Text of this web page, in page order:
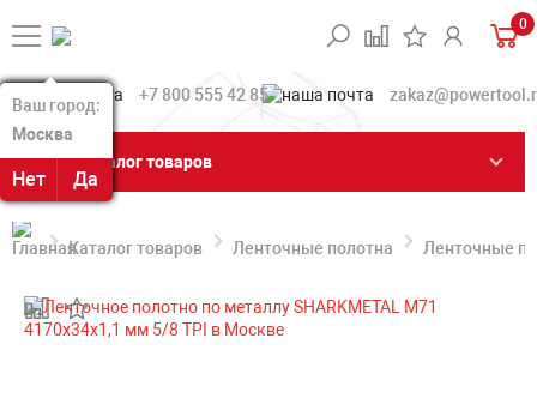
Ваш город:
Москва
Нет Да
Ваш город:
Москва
Нет Да
0
+7 800 555 42 85
Каталог товаров
Каталог товаров Ленточные полотна Ленточные